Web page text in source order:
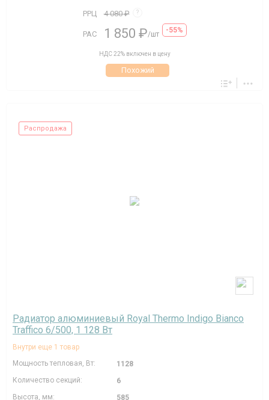
РРЦ 4 080 ₽ ?
РАС 1 850 ₽/шт -55%
НДС 22% включен в цену
Похожий
Распродажа
Радиатор алюминиевый Royal Thermo Indigo Bianco
Traffico 6/500, 1 128 Вт
Внутри еще 1 товар
Мощность тепловая, Вт:
1128
Количество секций:
6
Высота, мм:
585